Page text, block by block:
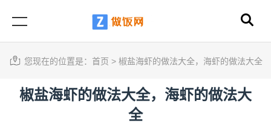
您现在的位置是： 首页 > 椒盐海虾的做法大全，海虾的做法大全
椒盐海虾的做法大全，海虾的做法大
全